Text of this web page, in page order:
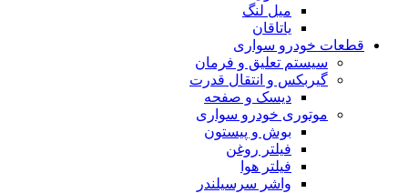
میل لنگ
یاتاقان
قطعات خودرو سواری
سیستم تعلیق و فرمان
گیربکس و انتقال قدرت
دیسک و صفحه
موتوری خودرو سواری
بوش و پیستون
فیلتر روغن
فیلتر هوا
واشر سرسیلندر